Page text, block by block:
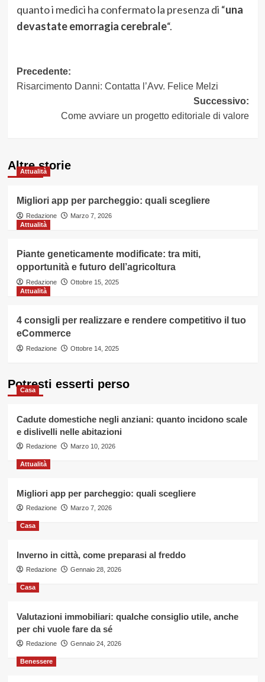
quanto i medici ha confermato la presenza di “una
devastate emorragia cerebrale“.
Navigazione
articolo
Precedente:
Risarcimento Danni: Contatta l’Avv. Felice Melzi
Successivo:
Come avviare un progetto editoriale di valore
Altre storie
Attualità
Migliori app per parcheggio: quali scegliere
Redazione
Marzo 7, 2026
Attualità
Piante geneticamente modificate: tra miti,
opportunità e futuro dell’agricoltura
Redazione
Ottobre 15, 2025
Attualità
4 consigli per realizzare e rendere competitivo il tuo
eCommerce
Redazione Ottobre 14, 2025
Potresti esserti perso
Casa
Cadute domestiche negli anziani: quanto incidono scale
e dislivelli nelle abitazioni
Redazione Marzo 10, 2026
Attualità
Migliori app per parcheggio: quali scegliere
Redazione Marzo 7, 2026
Casa
Inverno in città, come preparasi al freddo
Redazione Gennaio 28, 2026
Casa
Valutazioni immobiliari: qualche consiglio utile, anche
per chi vuole fare da sé
Redazione Gennaio 24, 2026
Benessere